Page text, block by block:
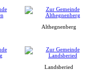
Althegnenberg
Landsberied